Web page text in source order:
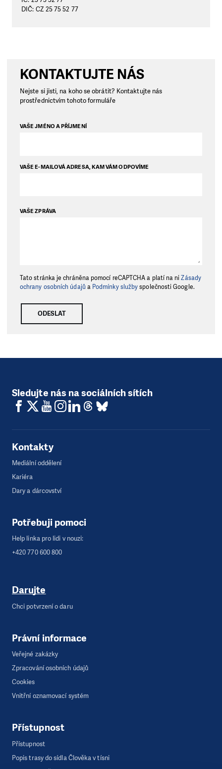
DIČ: CZ 25 75 52 77
KONTAKTUJTE NÁS
Nejste si jisti, na koho se obrátit? Kontaktujte nás
prostřednictvím tohoto formuláře
VAŠE JMÉNO A PŘÍJMENÍ
VAŠE E-MAILOVÁ ADRESA, KAM VÁM ODPOVÍME
VAŠE ZPRÁVA
Tato stránka je chráněna pomocí reCAPTCHA a platí na niZásady
ochrany osobních údajů a Podmínky službyspolečnosti Google.
ODESLAT
Sledujte nás na sociálních sítích
Kontakty
Mediální oddělení
Kariéra
Dary a dárcovství
Potřebuji pomoci
Help linka pro lidi v nouzi:
+420 770 600 800
Darujte
Chci potvrzení o daru
Právní informace
Veřejné zakázky
Zpracování osobních údajů
Cookies
Vnitřní oznamovací systém
Přístupnost
Přístupnost
Popis trasy do sídla Člověka v tísni